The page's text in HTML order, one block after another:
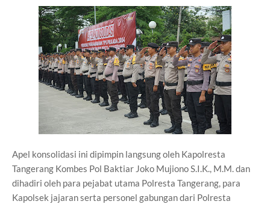
Apel konsolidasi ini dipimpin langsung oleh Kapolresta
Tangerang Kombes Pol Baktiar Joko Mujiono S.I.K., M.M. dan
dihadiri oleh para pejabat utama Polresta Tangerang, para
Kapolsek jajaran serta personel gabungan dari Polresta